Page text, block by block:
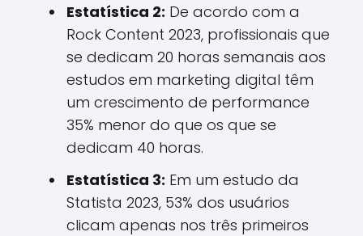
Estatística 2: De acordo com a
Rock Content 2023, profissionais que
se dedicam 20 horas semanais aos
estudos em marketing digital têm
um crescimento de performance
35% menor do que os que se
dedicam 40 horas.
Estatística 3: Em um estudo da
Statista 2023, 53% dos usuários
clicam apenas nos três primeiros